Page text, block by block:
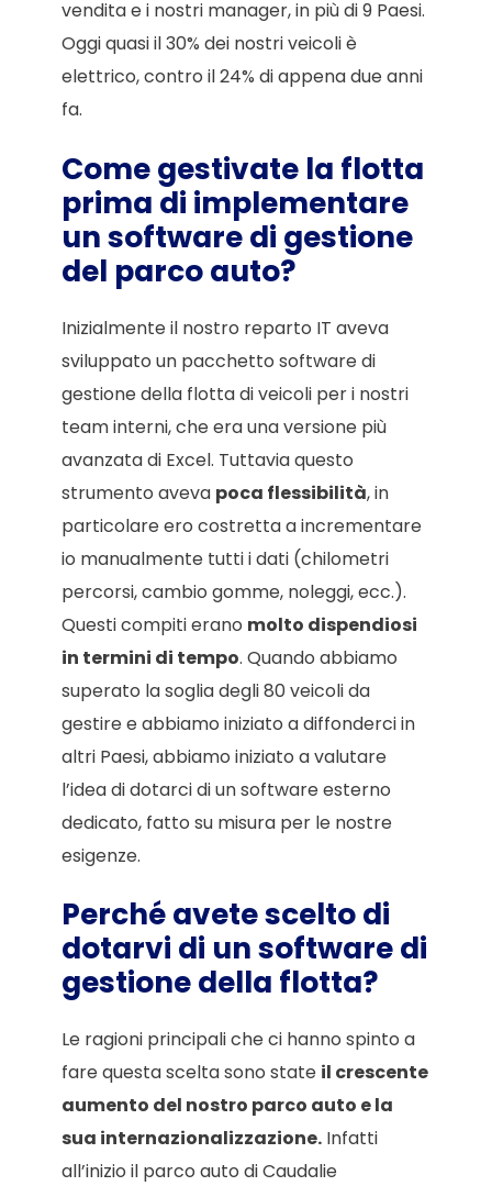
vendita e i nostri manager, in più di 9 Paesi.
Oggi quasi il 30% dei nostri veicoli è
elettrico, contro il 24% di appena due anni
fa.
Come gestivate la flotta
prima di implementare
un software di gestione
del parco auto?
Inizialmente il nostro reparto IT aveva
sviluppato un pacchetto software di
gestione della flotta di veicoli per i nostri
team interni, che era una versione più
avanzata di Excel. Tuttavia questo
strumento aveva poca flessibilità, in
particolare ero costretta a incrementare
io manualmente tutti i dati (chilometri
percorsi, cambio gomme, noleggi, ecc.).
Questi compiti erano molto dispendiosi
in termini di tempo. Quando abbiamo
superato la soglia degli 80 veicoli da
gestire e abbiamo iniziato a diffonderci in
altri Paesi, abbiamo iniziato a valutare
l’idea di dotarci di un software esterno
dedicato, fatto su misura per le nostre
esigenze.
Perché avete scelto di
dotarvi di un software di
gestione della flotta?
Le ragioni principali che ci hanno spinto a
fare questa scelta sono state il crescente
aumento del nostro parco auto e la
sua internazionalizzazione. Infatti
all’inizio il parco auto di Caudalie